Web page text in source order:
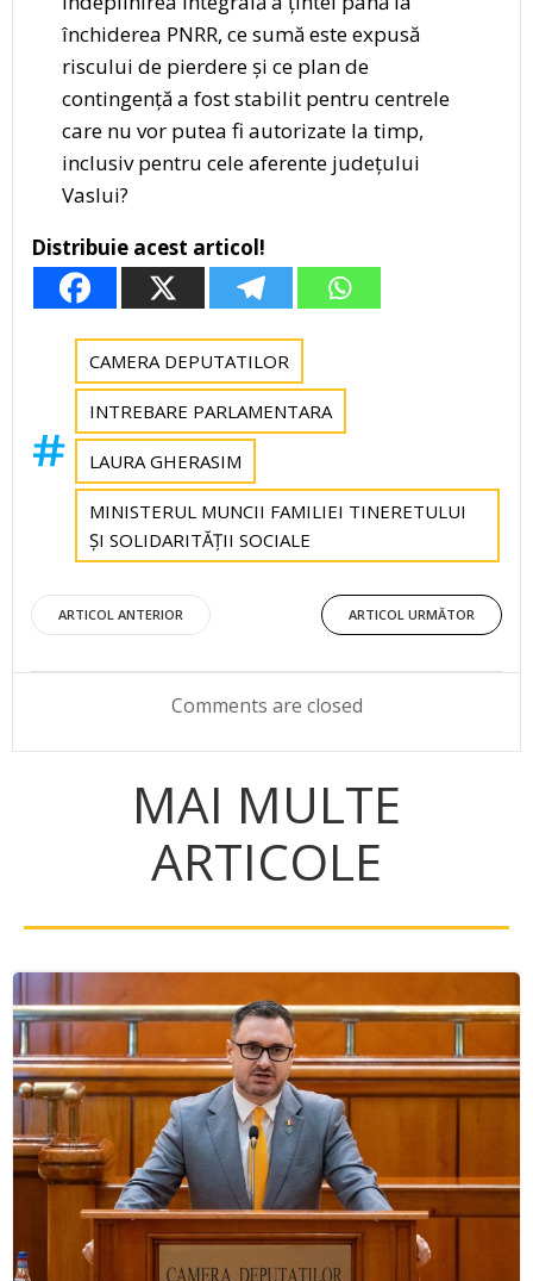
închiderea PNRR, ce sumă este expusă
riscului de pierdere și ce plan de
contingență a fost stabilit pentru centrele
care nu vor putea fi autorizate la timp,
inclusiv pentru cele aferente județului
Vaslui?
Distribuie acest articol!
CAMERA DEPUTATILOR
INTREBARE PARLAMENTARA
LAURA GHERASIM
MINISTERUL MUNCII FAMILIEI TINERETULUI
ȘI SOLIDARITĂȚII SOCIALE
Post
navigation
ARTICOL ANTERIOR
Post
navigation
ARTICOL URMĂTOR
Comments are closed
MAI MULTE
ARTICOLE